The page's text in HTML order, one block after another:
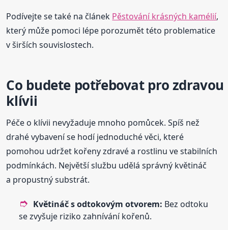
Podívejte se také na článek Pěstování krásných kamélií,
který může pomoci lépe porozumět této problematice
v širších souvislostech.
Co budete potřebovat pro zdravou
klívii
Péče o klívii nevyžaduje mnoho pomůcek. Spíš než
drahé vybavení se hodí jednoduché věci, které
pomohou udržet kořeny zdravé a rostlinu ve stabilních
podmínkách. Největší službu udělá správný květináč
a propustný substrát.
Květináč s odtokovým otvorem: Bez odtoku
se zvyšuje riziko zahnívání kořenů.